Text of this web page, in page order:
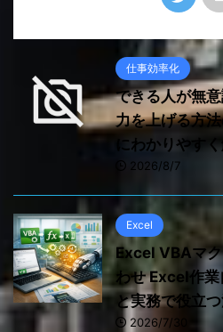
仕事効率化
できる人が無
力を上げる方
にわかりやすく
2026/8/7
Excel
Excel VBAマ
わせ Excel作
と実務で役立
2026/7/30